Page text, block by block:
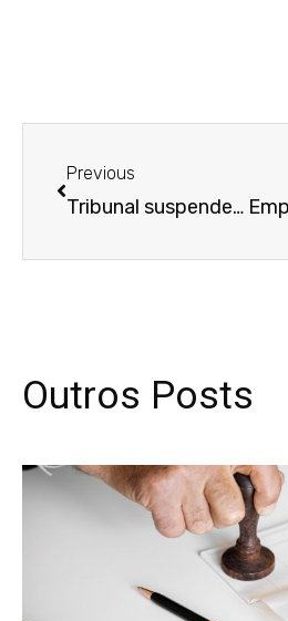
Previous
Tribunal suspende cláusula que antecipava dívida em caso de ação judicial contra credor
Outros Posts